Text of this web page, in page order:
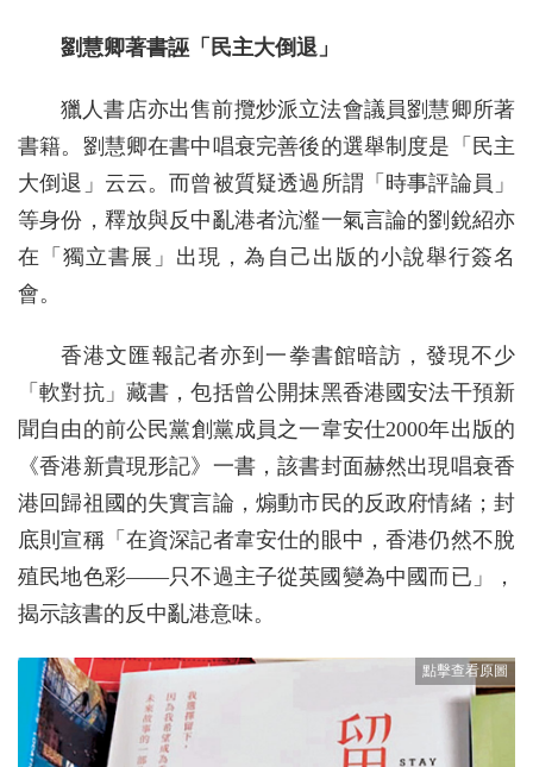
劉慧卿著書誣「民主大倒退」
獵人書店亦出售前攬炒派立法會議員劉慧卿所著
書籍。劉慧卿在書中唱衰完善後的選舉制度是「民主
大倒退」云云。而曾被質疑透過所謂「時事評論員」
等身份，釋放與反中亂港者沆瀣一氣言論的劉銳紹亦
在「獨立書展」出現，為自己出版的小說舉行簽名
會。
香港文匯報記者亦到一拳書館暗訪，發現不少
「軟對抗」藏書，包括曾公開抹黑香港國安法干預新
聞自由的前公民黨創黨成員之一韋安仕2000年出版的
《香港新貴現形記》一書，該書封面赫然出現唱衰香
港回歸祖國的失實言論，煽動市民的反政府情緒；封
底則宣稱「在資深記者韋安仕的眼中，香港仍然不脫
殖民地色彩——只不過主子從英國變為中國而已」，
揭示該書的反中亂港意味。